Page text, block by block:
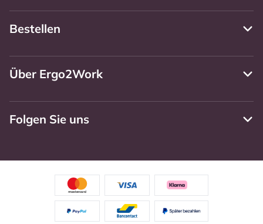
Bestellen
Über Ergo2Work
Folgen Sie uns